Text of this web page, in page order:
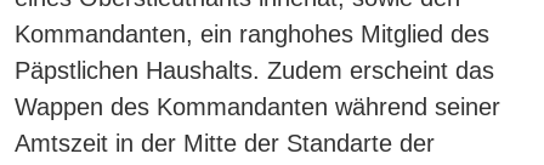
Kommandanten, ein ranghohes Mitglied des
Päpstlichen Haushalts. Zudem erscheint das
Wappen des Kommandanten während seiner
Amtszeit in der Mitte der Standarte der